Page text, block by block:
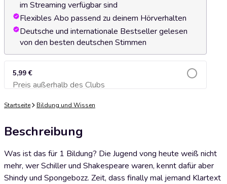
im Streaming verfügbar sind
Flexibles Abo passend zu deinem Hörverhalten
Deutsche und internationale Bestseller gelesen
von den besten deutschen Stimmen
5,99 €
Preis außerhalb des ClubsZum Warenkorb hinzufügen
Startseite Bildung und Wissen
Beschreibung
Was ist das für 1 Bildung? Die Jugend vong heute weiß nicht
mehr, wer Schiller und Shakespeare waren, kennt dafür aber
Shindy und Spongebozz. Zeit, dass finally mal jemand Klartext